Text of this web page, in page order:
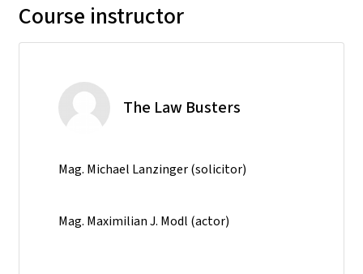
Course instructor
The Law Busters
Mag. Michael Lanzinger (solicitor)
Mag. Maximilian J. Modl (actor)